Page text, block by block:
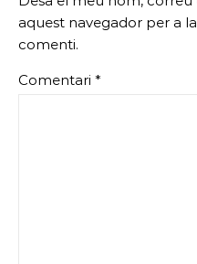
Desa el meu nom,
aquest navegador per a
comenti.
Comentari